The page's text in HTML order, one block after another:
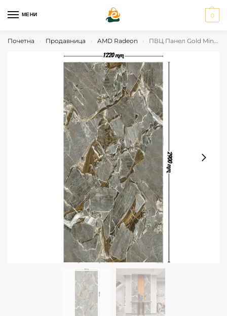
МЕНИ 0
Почетна › Продавница › AMD Radeon › ПВЦ Панел Gold Mines